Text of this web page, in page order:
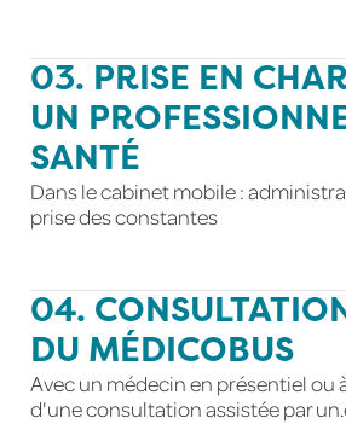
03. PRISE EN
UN
SANTÉ
Dans le cabinet mobile :
prise des constantes
04.
DU MÉDICOBUS
Avec un médecin en présentiel ou
d'une consultation assistée par